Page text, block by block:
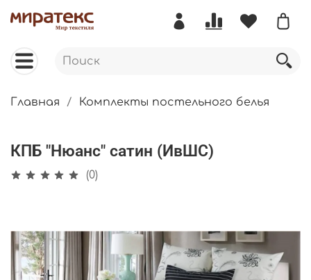
Главная Комплекты постельного белья
КПБ "Нюанс" сатин (ИвШС)
(0)